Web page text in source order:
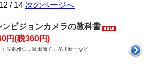
/ 14 次のページへ
ンビジョンカメラの教科書
円(税360円)
渡邉雅仁，岩田節子，糸川新一など